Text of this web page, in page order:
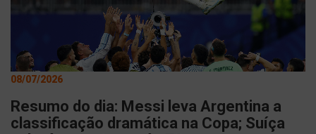
08/07/2026
Resumo do dia: Messi leva Argentina a
classificação dramática na Copa; Suíça